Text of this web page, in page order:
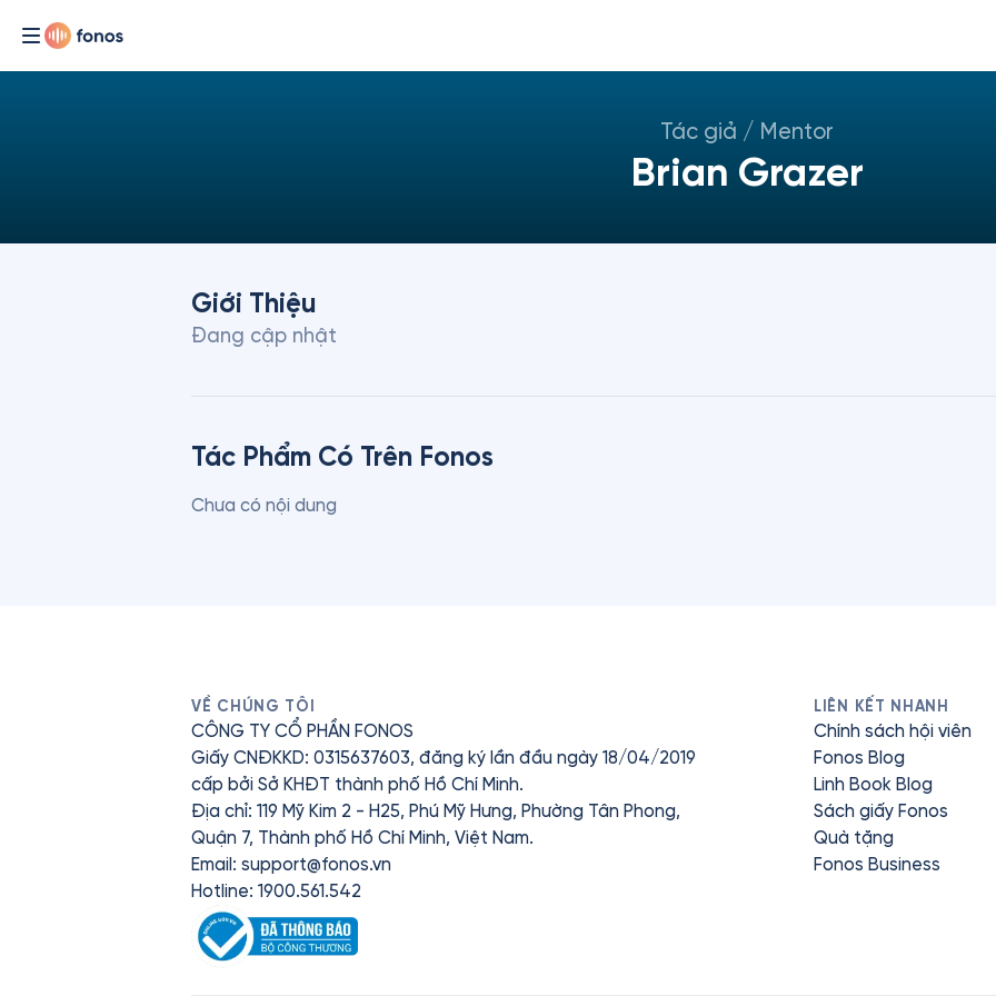
Tác giả / Mentor
Brian Grazer
Giới Thiệu
Đang cập nhật
Tác Phẩm Có Trên Fonos
Chưa có nội dung
VỀ CHÚNG TÔI
CÔNG TY CỔ PHẦN FONOS
Giấy CNĐKKD: 0315637603, đăng ký lần đầu ngày 18/04/2019
cấp bởi Sở KHĐT thành phố Hồ Chí Minh.
Địa chỉ: 119 Mỹ Kim 2 - H25, Phú Mỹ Hưng, Phường Tân Phong,
Quận 7, Thành phố Hồ Chí Minh, Việt Nam.
Email: support@fonos.vn
Hotline: 1900.561.542
LIÊN KẾT NHANH
Chính sách hội viên
Fonos Blog
Linh Book Blog
Sách giấy Fonos
Quà tặng
Fonos Business